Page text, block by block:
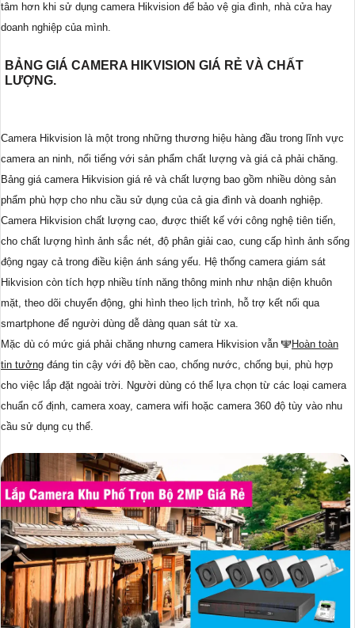
tâm hơn khi sử dụng camera Hikvision để bảo vệ gia đình, nhà cửa hay
doanh nghiệp của mình.
BẢNG GIÁ CAMERA HIKVISION GIÁ RẺ VÀ CHẤT
LƯỢNG.
Camera Hikvision là một trong những thương hiệu hàng đầu trong lĩnh vực
camera an ninh, nổi tiếng với sản phẩm chất lượng và giá cả phải chăng.
Bảng giá camera Hikvision giá rẻ và chất lượng bao gồm nhiều dòng sản
phẩm phù hợp cho nhu cầu sử dụng của cả gia đình và doanh nghiệp.
Camera Hikvision chất lượng cao, được thiết kế với công nghệ tiên tiến,
cho chất lượng hình ảnh sắc nét, độ phân giải cao, cung cấp hình ảnh sống
động ngay cả trong điều kiện ánh sáng yếu. Hệ thống camera giám sát
Hikvision còn tích hợp nhiều tính năng thông minh như nhận diện khuôn
mặt, theo dõi chuyển động, ghi hình theo lịch trình, hỗ trợ kết nối qua
smartphone để người dùng dễ dàng quan sát từ xa.
Mặc dù có mức giá phải chăng nhưng camera Hikvision vẫn ️🕎Hoàn toàn
tin tưởng đáng tin cậy với độ bền cao, chống nước, chống bụi, phù hợp
cho việc lắp đặt ngoài trời. Người dùng có thể lựa chọn từ các loại camera
chuẩn cố định, camera xoay, camera wifi hoặc camera 360 độ tùy vào nhu
cầu sử dụng cụ thể.